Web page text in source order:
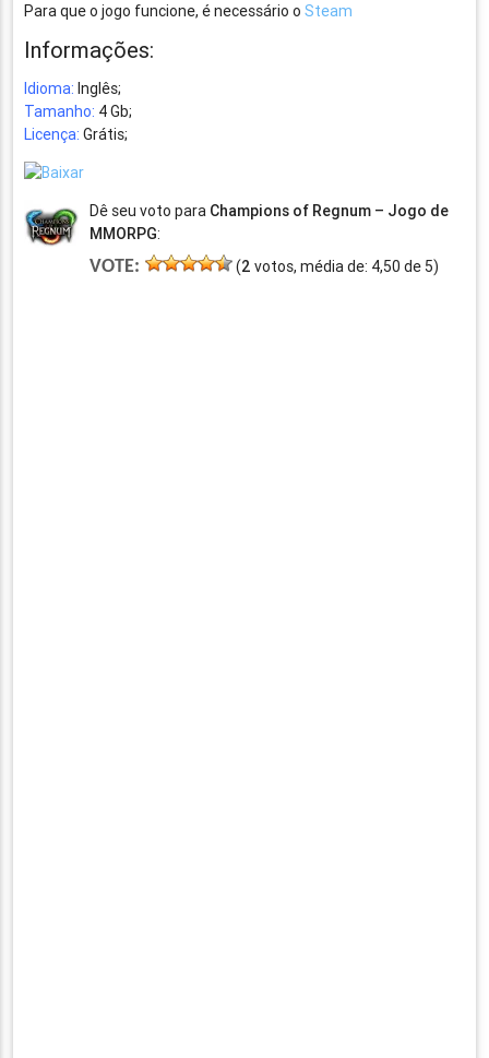
Para que o jogo funcione, é necessário oSteam
Informações:
Idioma: Inglês;
Tamanho: 4 Gb;
Licença: Grátis;
Dê seu voto para Champions of Regnum – Jogo de
MMORPG:
VOTE: (2 votos, média de: 4,50 de 5)